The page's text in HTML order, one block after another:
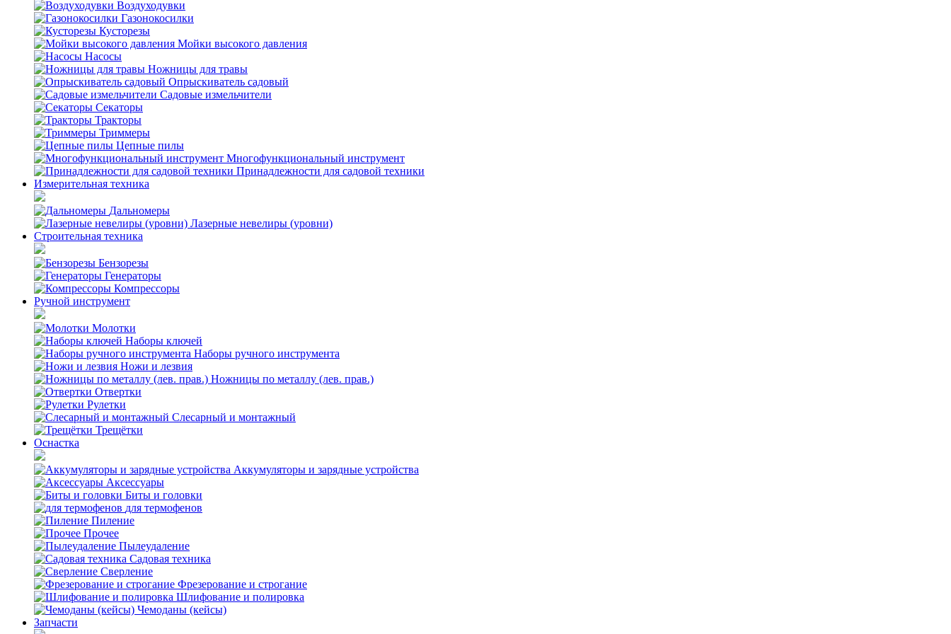
Воздуходувки
Газонокосилки
Кусторезы
Мойки высокого давления
Насосы
Ножницы для травы
Опрыскиватель садовый
Садовые измельчители
Секаторы
Тракторы
Триммеры
Цепные пилы
Многофункциональный инструмент
Принадлежности для садовой техники
Измерительная техника
Дальномеры
Лазерные невелиры (уровни)
Строительная техника
Бензорезы
Генераторы
Компрессоры
Ручной инструмент
Молотки
Наборы ключей
Наборы ручного инструмента
Ножи и лезвия
Ножницы по металлу (лев. прав.)
Отвертки
Рулетки
Слесарный и монтажный
Трещётки
Оснастка
Аккумуляторы и зарядные устройства
Аксессуары
Биты и головки
для термофенов
Пиление
Прочее
Пылеудаление
Садовая техника
Сверление
Фрезерование и строгание
Шлифование и полировка
Чемоданы (кейсы)
Запчасти